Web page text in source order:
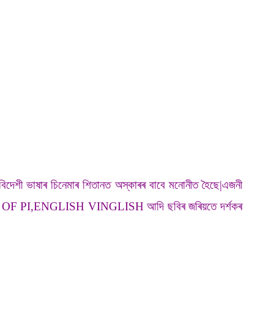
ভাষাৰ চিনেমাৰ শিতানত অস্কাৰৰ বাবে মনোনীত হৈছে|এজনী
OF PI,ENGLISH VINGLISH আদি ছবিৰ জৰিয়তে দৰ্শকৰ